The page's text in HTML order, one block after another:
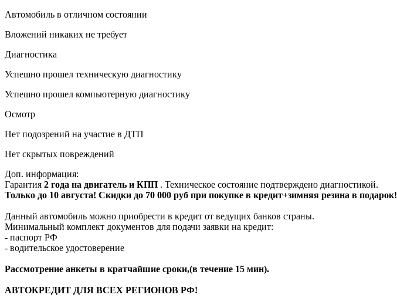
Автомобиль в отличном состоянии
Вложений никаких не требует
Диагностика
Успешно прошел техническую диагностику
Успешно прошел компьютерную диагностику
Осмотр
Нет подозрений на участие в ДТП
Нет скрытых повреждений
Доп. информация:
Гарантия 2 года на двигатель и КПП . Техническое состояние подтверждено диагностикой.
Только до 10 августа! Скидки до 70 000 руб при покупке в кредит+зимняя резина в подарок!
Данный автомобиль можно приобрести в кредит от ведущих банков страны.
Минимальный комплект документов для подачи заявки на кредит:
- паспорт РФ
- водительское удостоверение
Рассмотрение анкеты в кратчайшие сроки,(в течение 15 мин).
АВТОКРЕДИТ ДЛЯ ВСЕХ РЕГИОНОВ РФ!